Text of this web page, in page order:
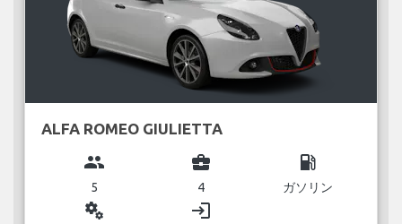
ALFA ROMEO GIULIETTA
group
5
business_center
4
local_gas_station
ガソリン
miscellaneous_services login